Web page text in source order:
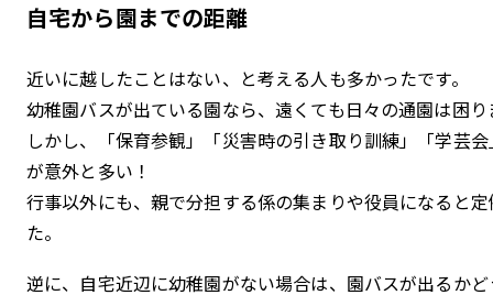
自宅から園までの距離
近いに越したことはない、と考える人も多かったです。
幼稚園バスが出ている園なら、遠くても日々の通園は困
しかし、「保育参観」「災害時の引き取り訓練」「学
が意外と多い！
行事以外にも、親で分担する係の集まりや役員になると
た。
逆に、自宅近辺に幼稚園がない場合は、園バスが出るか